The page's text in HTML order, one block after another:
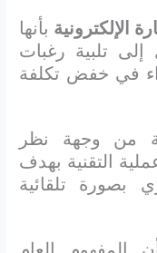
الإلكترونية بأنها
تلبية رغبات
في خفض تكلفة
من وجهة نظر
التقنية بهدف
بصورة تلقائية